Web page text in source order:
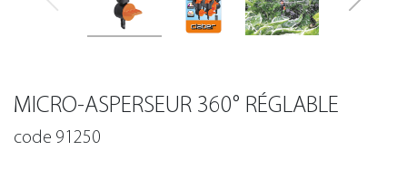
MICRO-ASPERSEUR 360° RÉGLABLE
code 91250